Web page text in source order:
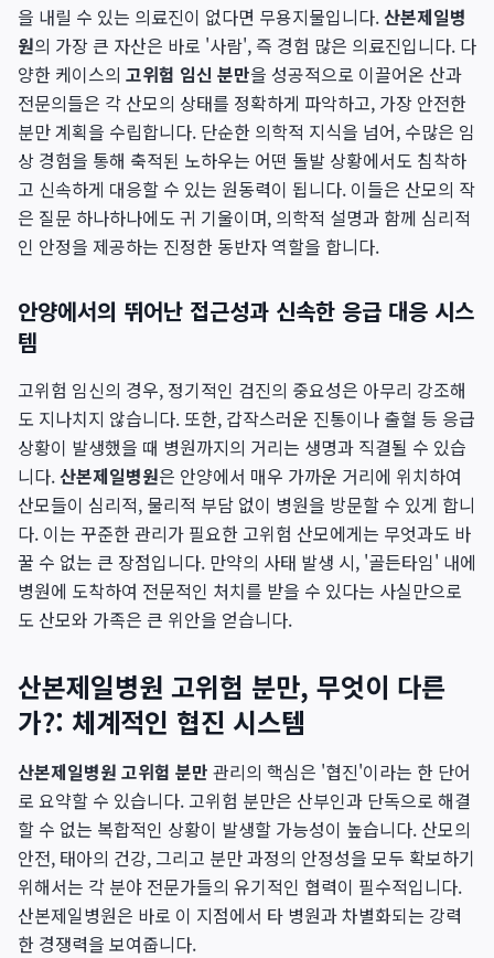
을 내릴 수 있는 의료진이 없다면 무용지물입니다.산본제일병
원의 가장 큰 자산은 바로 '사람', 즉 경험 많은 의료진입니다. 다
양한 케이스의 고위험 임신 분만을 성공적으로 이끌어온 산과
전문의들은 각 산모의 상태를 정확하게 파악하고, 가장 안전한
분만 계획을 수립합니다. 단순한 의학적 지식을 넘어, 수많은 임
상 경험을 통해 축적된 노하우는 어떤 돌발 상황에서도 침착하
고 신속하게 대응할 수 있는 원동력이 됩니다. 이들은 산모의 작
은 질문 하나하나에도 귀 기울이며, 의학적 설명과 함께 심리적
인 안정을 제공하는 진정한 동반자 역할을 합니다.
안양에서의 뛰어난 접근성과 신속한 응급 대응 시스
템
고위험 임신의 경우, 정기적인 검진의 중요성은 아무리 강조해
도 지나치지 않습니다. 또한, 갑작스러운 진통이나 출혈 등 응급
상황이 발생했을 때 병원까지의 거리는 생명과 직결될 수 있습
니다.산본제일병원은 안양에서 매우 가까운 거리에 위치하여
산모들이 심리적, 물리적 부담 없이 병원을 방문할 수 있게 합니
다. 이는 꾸준한 관리가 필요한 고위험 산모에게는 무엇과도 바
꿀 수 없는 큰 장점입니다. 만약의 사태 발생 시, '골든타임' 내에
병원에 도착하여 전문적인 처치를 받을 수 있다는 사실만으로
도 산모와 가족은 큰 위안을 얻습니다.
산본제일병원 고위험 분만, 무엇이 다른
가?: 체계적인 협진 시스템
산본제일병원 고위험 분만 관리의 핵심은 '협진'이라는 한 단어
로 요약할 수 있습니다. 고위험 분만은 산부인과 단독으로 해결
할 수 없는 복합적인 상황이 발생할 가능성이 높습니다. 산모의
안전, 태아의 건강, 그리고 분만 과정의 안정성을 모두 확보하기
위해서는 각 분야 전문가들의 유기적인 협력이 필수적입니다.
산본제일병원은 바로 이 지점에서 타 병원과 차별화되는 강력
한 경쟁력을 보여줍니다.